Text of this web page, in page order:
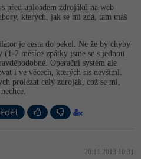
-80%
před uploadem zdrojáků na web
kterých, jak se mi zdá, tam máš
je cesta do pekel. Ne že by chyby
2 měsíce zpátky jsme se s jednou
Operační systém ale
i ve věcech, kterých sis nevšiml.
prolézat celý zdroják, což se mi,
20.11.2013 10:31